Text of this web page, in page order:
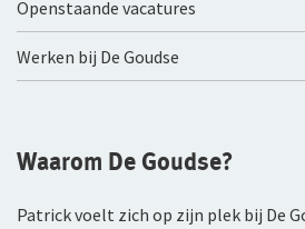
WIA Verzekering (WIA 0-tot-100
Anw-pensioen
Ongevallenverzekering Collectief
WGA-eigenrisicoverzekering
Werken bij De Goudse
Vacatures
Openstaande vacatures
Werken bij De Goudse
Waarom De Goudse?
Patrick voelt zich op zijn plek bij De